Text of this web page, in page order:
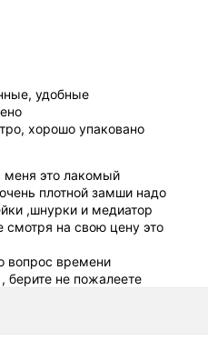
удобные
хорошо упаковано
меня это лакомый
плотной замши надо
,шнурки и медиатор
на свою цену это
вопрос времени
берите не пожалеете